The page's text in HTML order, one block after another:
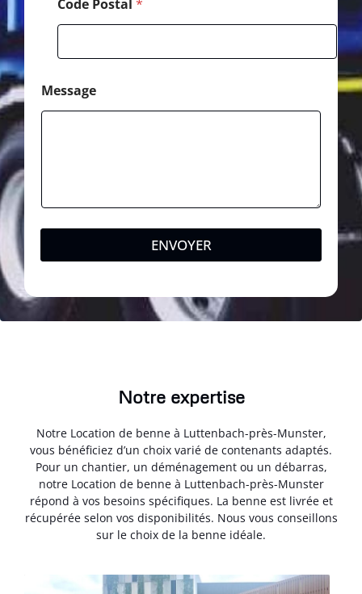
Code Postal *
Message
ENVOYER
Notre expertise
Notre Location de benne à Luttenbach-près-Munster,
vous bénéficiez d’un choix varié de contenants adaptés.
Pour un chantier, un déménagement ou un débarras,
notre Location de benne à Luttenbach-près-Munster
répond à vos besoins spécifiques. La benne est livrée et
récupérée selon vos disponibilités. Nous vous conseillons
sur le choix de la benne idéale.